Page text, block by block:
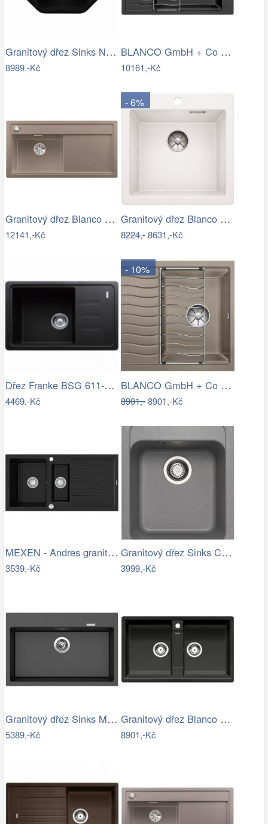
Granitový dřez Sinks NAIKY 980…
8989,-Kč
BLANCO GmbH + Co KG Granitový dřez…
10161,-Kč
Granitový dřez Blanco ZENAR XL 6 S…
12141,-Kč
- 6%
Granitový dřez Blanco PLEON 5 InFino…
8224,-8631,-Kč
Dřez Franke BSG 611-62 onyx 114.0395.129
4469,-Kč
- 10%
BLANCO GmbH + Co KG Granitový dřez…
8901,-8901,-Kč
MEXEN - Andres granitový dřez 1.5 s…
3539,-Kč
Granitový dřez Sinks CLASSIC 400…
3999,-Kč
Granitový dřez Sinks MAXIMO 780…
5389,-Kč
Granitový dřez Blanco ZIA 9 antracit…
8901,-Kč